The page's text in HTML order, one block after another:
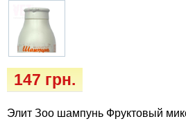
147 грн.
Элит Зоо шампунь Фруктовый
Інкубатори
Кігтіточки
Ласощі та корма
Vet Diet Canine Wet –
для собак